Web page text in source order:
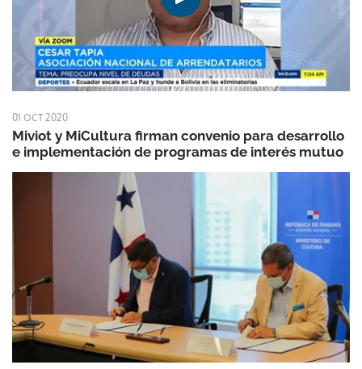
01 OCT 2020
Miviot y MiCultura firman convenio para desarrollo
e implementación de programas de interés mutuo